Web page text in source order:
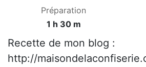
Préparation
1 h 30 m
Recette de mon blog :
http://